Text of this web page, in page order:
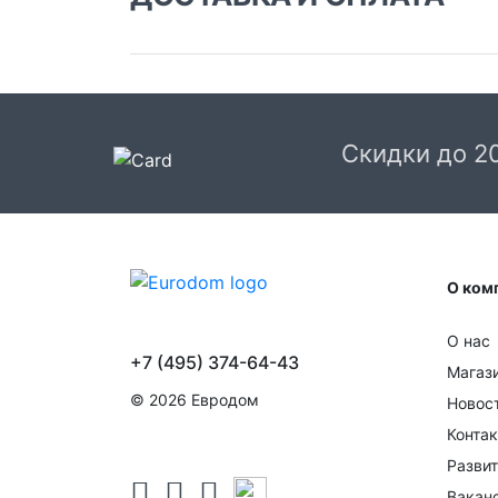
Доставка в Москве и области
При заказе в пункт выдачи СДЭК доставка
Доставка в пункт выдачи осуществляется
только предоплаченных заказов.
Срок доставки от 1 до 2 дней.
Доставка крупногабаритных товаров и
с большим количеством товара
в течении 1-3 дней после оформления
Скидки до
О
О нас
+7 (495) 374-64-43
© 2026 Евродом